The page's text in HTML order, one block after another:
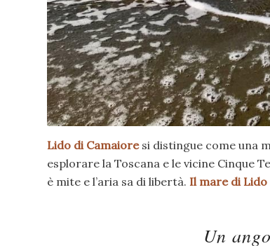
Lido di Camaioresi distingue come una
esplorare la Toscana e le vicine Cinque
è mite e l’aria sa di libertà. Il mare di Lido
Un